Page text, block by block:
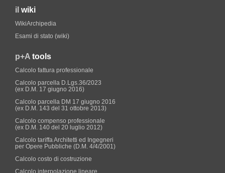
il wiki
WikiArchipedia
Esami di stato (wiki)
p+A tools
Calcolo fattura professionale
Calcolo parcella D.Lgs.36/2023
(ex D.M. 17 giugno 2016)
Calcolo parcella DM 17 giugno 2016
(ex D.M. 143 del 31 ottobre 2013)
Calcolo compenso professionale
(ex D.M. 140 del 20 luglio 2012)
Calcolo tariffa Architetti ed Ingegneri
per Opere Pubbliche (D.M. 4/4/2001)
Calcolo costo di costruzione